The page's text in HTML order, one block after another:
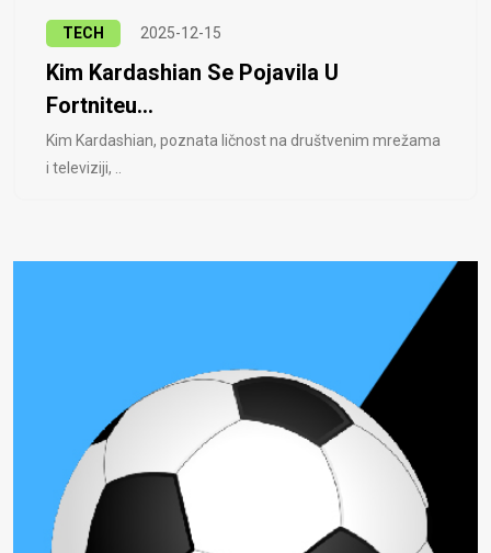
TECH 2025-12-15
Kim Kardashian Se Pojavila U
Fortniteu...
Kim Kardashian, poznata ličnost na društvenim mrežama
i televiziji, ..